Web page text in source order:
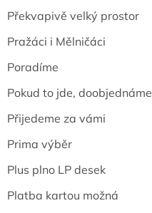
Překvapivě velký prostor
Pražáci i Mělničáci
Poradíme
Pokud to jde, doobjednáme
Přijedeme za vámi
Prima výběr
Plus plno LP desek
Platba kartou možná